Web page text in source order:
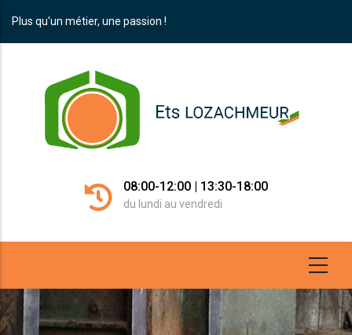
au
Plus qu'un métier, une passion !
08:00-12:00 | 13:30-18:00
du lundi au vendredi